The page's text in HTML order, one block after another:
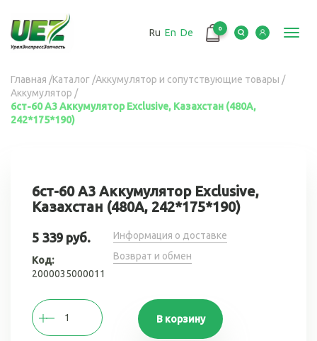
основному
содержанию
Ru En De 0
Вы
здесь
Главная /Каталог /Аккумулятор и сопутствующие товары /
Аккумулятор /
6ст-60 А3 Аккумулятор Exclusive, Казахстан (480А,
242*175*190)
6ст-60 А3 Аккумулятор Exclusive,
Казахстан (480А, 242*175*190)
5 339 руб.
Код:
2000035000011
Информация о доставке
Возврат и обмен
В корзину